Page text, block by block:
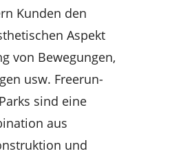
Kunden den
Aspekt
von Bewegungen,
usw. Freerun-
sind eine
aus
und